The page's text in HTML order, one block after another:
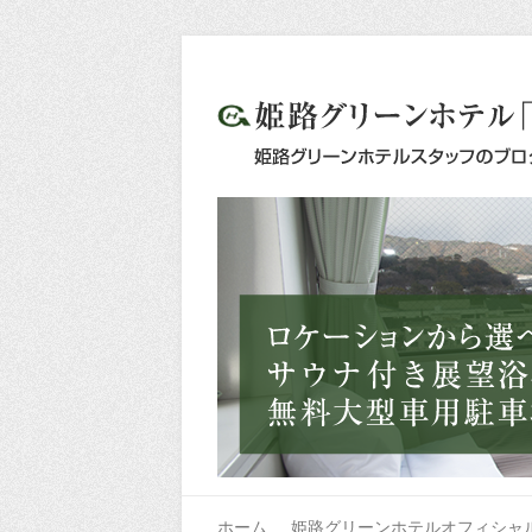
ホーム 姫路グリーンホテルオフィシャ